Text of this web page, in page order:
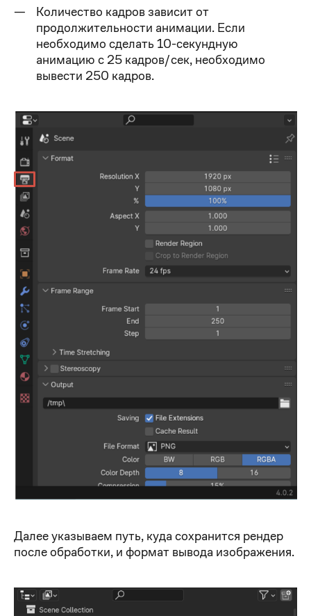
Количество кадров зависит от
продолжительности анимации. Если
необходимо сделать 10-секундную
анимацию с 25 кадров/сек, необходимо
вывести 250 кадров.
Далее указываем путь, куда сохранится рендер
после обработки, и формат вывода изображения.